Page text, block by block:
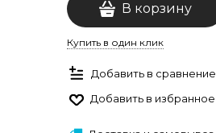
В корзину
Купить в один клик
Добавить в сравнение
Добавить в избранное